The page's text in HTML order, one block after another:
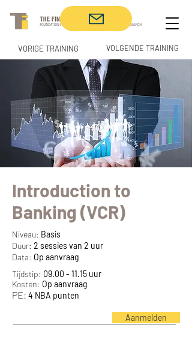
Introduction to
Banking (VCR)
Niveau: Basis
Duur: 2 sessies van 2 uur
Data: Op aanvraag
Tijdstip: 09.00 - 11.15 uur
Kosten: Op aanvraag
PE: 4 NBA punten
Aanmelden
VORIGE TRAINING VOLGENDE TRAINING